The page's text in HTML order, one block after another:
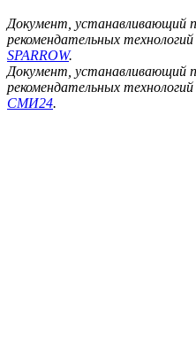
Документ, устанавливающий
рекомендательных
SPARROW.
Документ, устанавливающий
рекомендательных
СМИ24.